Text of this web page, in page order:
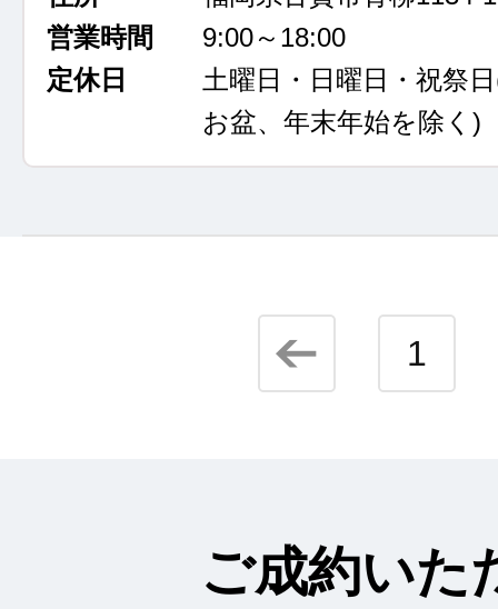
営業時間
9:00～18:00
定休日
土曜日・日曜日・祝祭日
お盆、年末年始を除く)
1
ご成約いた